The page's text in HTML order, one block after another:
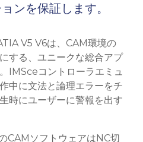
ンを保証します。
V5 V6は、CAM環境の
する、ユニークな総合アプ
IMSceコントローラエミュ
中に文法と論理エラーをチ
時にユーザーに警報を出す
CAMソフトウェアはNC切